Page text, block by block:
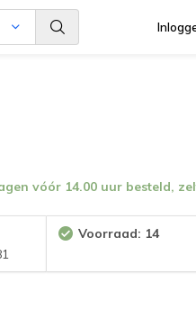
vóór 14.00 uur besteld,
Voorraad: 14